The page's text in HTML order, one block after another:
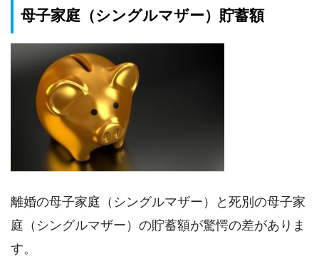
母子家庭（シングルマザー）貯蓄額
離婚の母子家庭（シングルマザー）と死別の母子家
庭（シングルマザー）の貯蓄額が驚愕の差がありま
す。